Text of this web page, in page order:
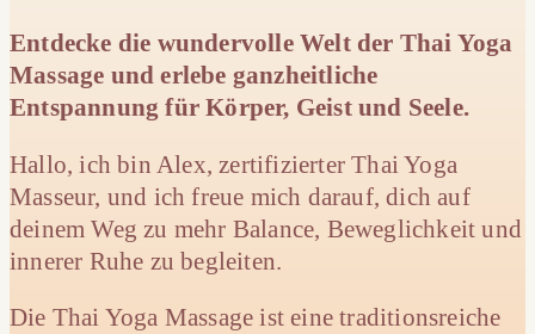
Entdecke die wundervolle Welt der Thai Yoga
Massage und erlebe ganzheitliche
Entspannung für Körper, Geist und Seele.
Hallo, ich bin Alex, zertifizierter Thai Yoga
Masseur, und ich freue mich darauf, dich auf
deinem Weg zu mehr Balance, Beweglichkeit und
innerer Ruhe zu begleiten.
Die Thai Yoga Massage ist eine traditionsreiche